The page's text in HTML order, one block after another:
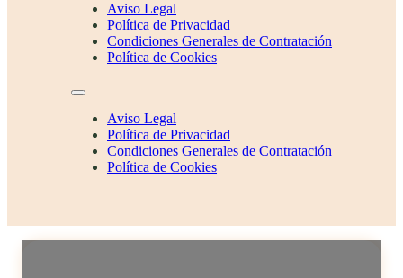
Aviso Legal
Política de Privacidad
Condiciones Generales de Contratación
Política de Cookies
Aviso Legal
Política de Privacidad
Condiciones Generales de Contratación
Política de Cookies